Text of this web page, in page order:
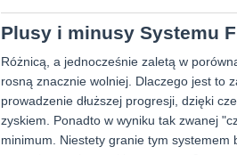
Plusy i minusy Systemu
Różnicą, a jednocześnie zaletą w
rosną znacznie wolniej. Dlaczego jest to
prowadzenie dłuższej progresji, dzięki
zyskiem. Ponadto w wyniku tak zwanej
minimum. Niestety granie tym